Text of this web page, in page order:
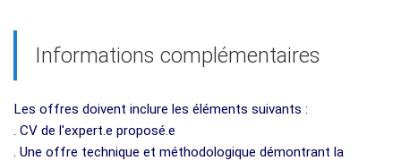
Informations complémentaires
Les offres doivent inclure les éléments suivants :
. CV de l'expert.e proposé.e
. Une offre technique et méthodologique démontrant la